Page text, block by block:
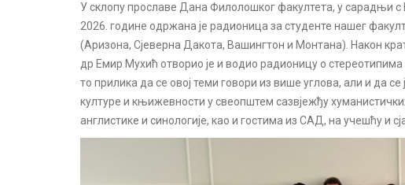
У склопу прославе Дана Филолошког факултета, ‪у сарадњи
2026‬. године одржана је радионица за студенте нашег
(Аризона, Сјеверна Дакота, Вашингтон и Монтана). Након
др Емир Мухић отворио је и водио радионицу о стереотипима
то прилика да се овој теми говори из више углова, али и да
културе и књижевности у свеопштем сазвјежђу
англистике и синологије, као и гостима из САД, на учешћу и